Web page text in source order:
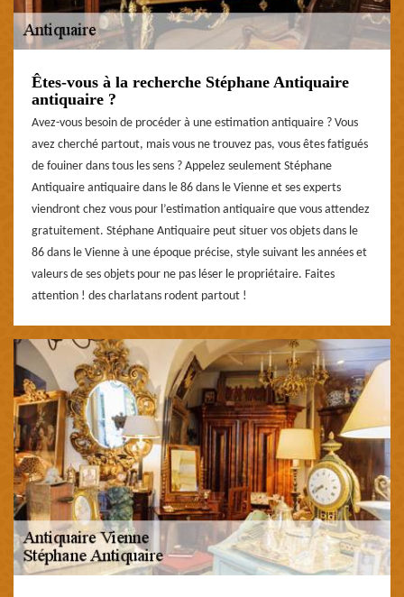
Êtes-vous à la recherche Stéphane Antiquaire
antiquaire ?
Avez-vous besoin de procéder à une estimation antiquaire ? Vous
avez cherché partout, mais vous ne trouvez pas, vous êtes fatigués
de fouiner dans tous les sens ? Appelez seulement Stéphane
Antiquaire antiquaire dans le 86 dans le Vienne et ses experts
viendront chez vous pour l’estimation antiquaire que vous attendez
gratuitement. Stéphane Antiquaire peut situer vos objets dans le
86 dans le Vienne à une époque précise, style suivant les années et
valeurs de ses objets pour ne pas léser le propriétaire. Faites
attention ! des charlatans rodent partout !